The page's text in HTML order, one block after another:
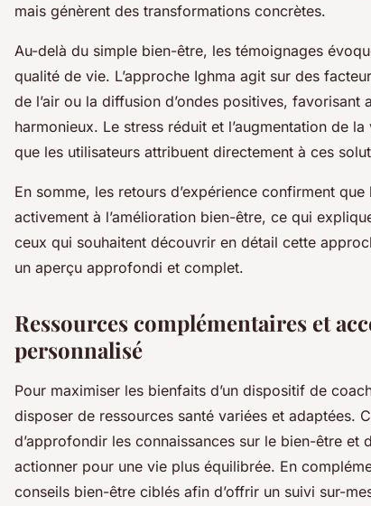
mais génèrent des transformations concrètes.
Au-delà du simple bien-être, les témoignages
qualité de vie. L’approche Ighma agit sur des
de l’air ou la diffusion d’ondes positives, favorisant
harmonieux. Le stress réduit et l’augmentation de
que les utilisateurs attribuent directement à ces
En somme, les retours d’expérience confirment
activement à l’amélioration bien-être, ce qui
ceux qui souhaitent découvrir en détail cette
un aperçu approfondi et complet.
Ressources complémentaires et
personnalisé
Pour maximiser les bienfaits d’un dispositif de
disposer de ressources santé variées et adaptées.
d’approfondir les connaissances sur le bien-être et
actionner pour une vie plus équilibrée. En
conseils bien-être ciblés afin d’offrir un suivi sur-